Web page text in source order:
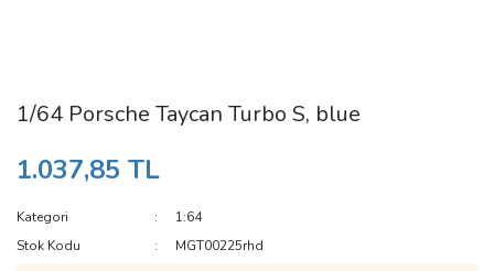
1/64 Porsche Taycan Turbo S, blue
1.037,85 TL
Kategori
1:64
Stok Kodu
MGT00225rhd